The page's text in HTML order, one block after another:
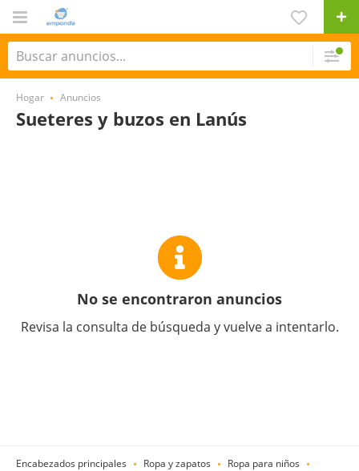
Hogar Anuncios
Sueteres y buzos en Lanús
No se encontraron anuncios
Revisa la consulta de búsqueda y vuelve a intentarlo.
Encabezados principales Ropa y zapatos
Ropa para niños